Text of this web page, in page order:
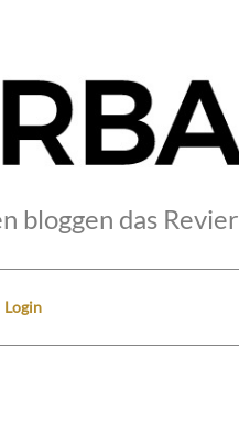
bloggen das Revier
Login